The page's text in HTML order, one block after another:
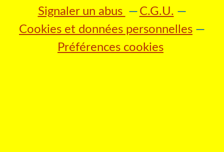
Signaler un abus
C.G.U.
Cookies et données personnelles
Préférences cookies